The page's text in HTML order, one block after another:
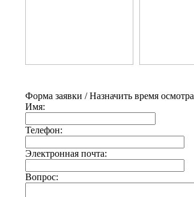
Форма заявки / Назначить время осмотра
Имя:
Телефон:
Электронная почта:
Вопрос: